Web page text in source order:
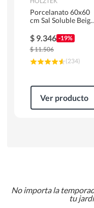
Porcelanato 60x60
cm Sal Soluble Beige
$ 9.346 -19%
$11.506
(234)
Ver producto
No importa la
tu